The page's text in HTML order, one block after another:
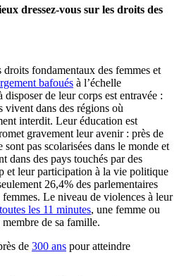
dressez-vous sur les droits des
droits fondamentaux des femmes et
bafoués à l’échelle
de leur corps est entravée :
vivent dans des régions où
interdit. Leur éducation est
gravement leur avenir : près de
pas scolarisées dans le monde et
dans des pays touchés par des
et leur participation à la vie politique
26,4% des parlementaires
femmes. Le niveau de violences à leur
toutes les 11 minutes, une femme ou
de sa famille.
de 300 ans pour atteindre